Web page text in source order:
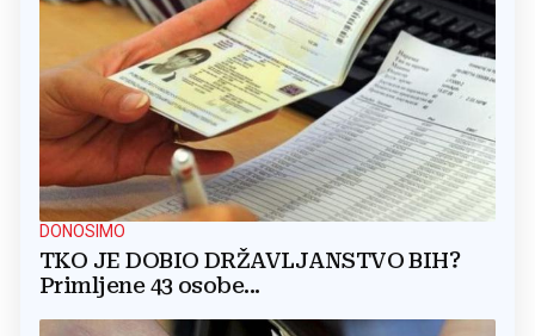
DONOSIMO
TKO JE DOBIO DRŽAVLJANSTVO BIH?
Primljene 43 osobe...